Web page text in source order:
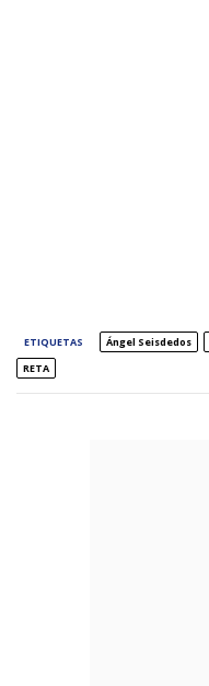
ETIQUETAS Ángel Seisdedos
RETA